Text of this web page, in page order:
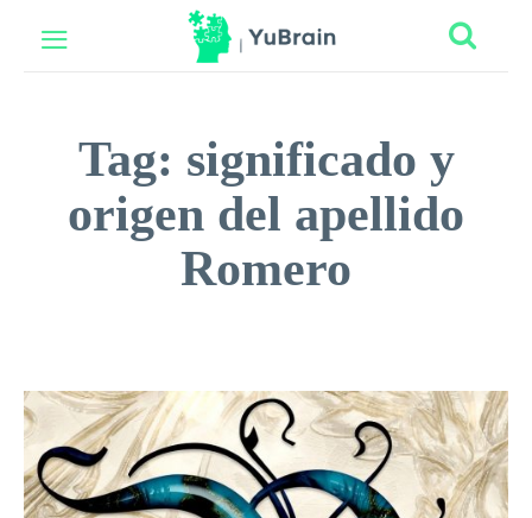
Tag: significado y
origen del apellido
Romero